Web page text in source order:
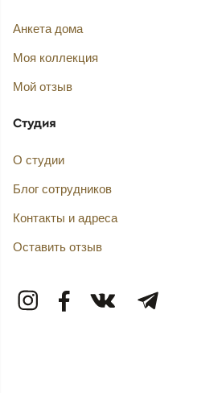
Анкета дома
Моя коллекция
Мой отзыв
Студия
О студии
Блог сотрудников
Контакты и адреса
Оставить отзыв